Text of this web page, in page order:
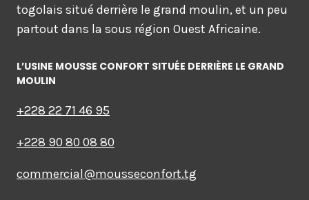
togolais situé derrière le grand moulin, et un peu
partout dans la sous région Ouest Africaine.
L’USINE MOUSSE CONFORT SITUÉE DERRIÈRE LE GRAND
MOULIN
+228 22 71 46 95
+228 90 80 08 80
commercial@mousseconfort.tg